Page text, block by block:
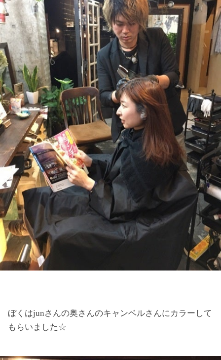
ぼくはjunさんの奥さんのキャンベルさんにカラーして
もらいました☆